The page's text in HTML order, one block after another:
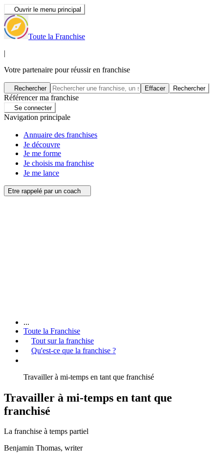
Ouvrir le menu principal
Toute la Franchise
|
Votre partenaire pour réussir en franchise
Rechercher Effacer Rechercher
Référencer ma franchise
Se connecter
Navigation principale
Annuaire des franchises
Je découvre
Je me forme
Je choisis ma franchise
Je me lance
Etre rappelé par un coach
...
Toute la Franchise
Tout sur la franchise
Qu'est-ce que la franchise ?
Travailler à mi-temps en tant que franchisé
Travailler à mi-temps en tant que
franchisé
La franchise à temps partiel
Benjamin Thomas, writer